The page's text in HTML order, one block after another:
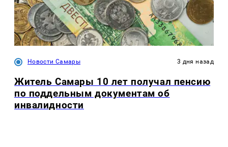
Новости Самары 3 дня назад
Житель Самары 10 лет получал пенсию
по поддельным документам об
инвалидности